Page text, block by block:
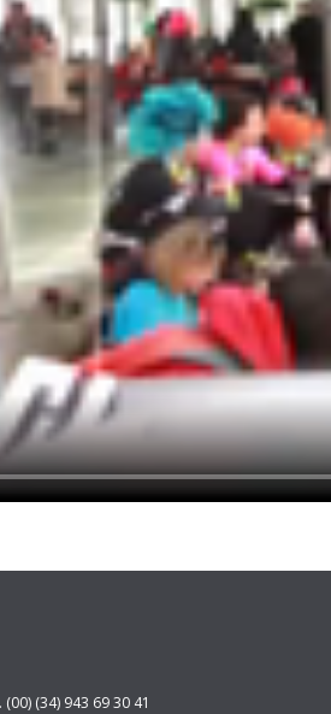
(34) 943 69 30 41